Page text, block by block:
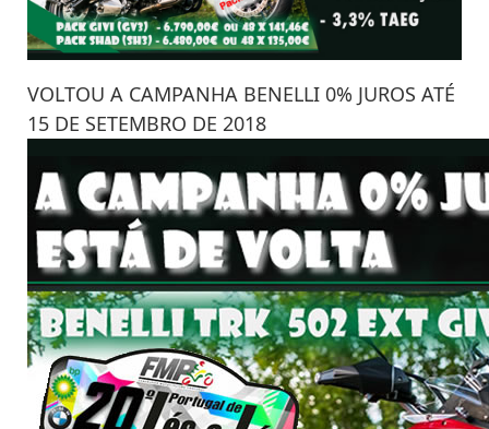
VOLTOU A CAMPANHA BENELLI 0% JUROS ATÉ
15 DE SETEMBRO DE 2018